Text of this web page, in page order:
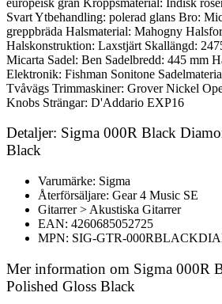
Svart Ytbehandling: polerad glans Bro:
greppbräda Halsmaterial: Mahogny
Halskonstruktion: Laxstjärt Skallängd:
Micarta Sadel: Ben Sadelbredd: 445 mm
Elektronik: Fishman Sonitone
Tvåvägs Trimmaskiner: Grover Nickel
Knobs Strängar: D'Addario EXP16
Detaljer: Sigma 000R Black
Black
Varumärke: Sigma
Återförsäljare: Gear 4 Music SE
Gitarrer > Akustiska Gitarrer
EAN: 4260685052725
MPN: SIG-GTR-
Mer information om Sigma 000R
Polished Gloss Black